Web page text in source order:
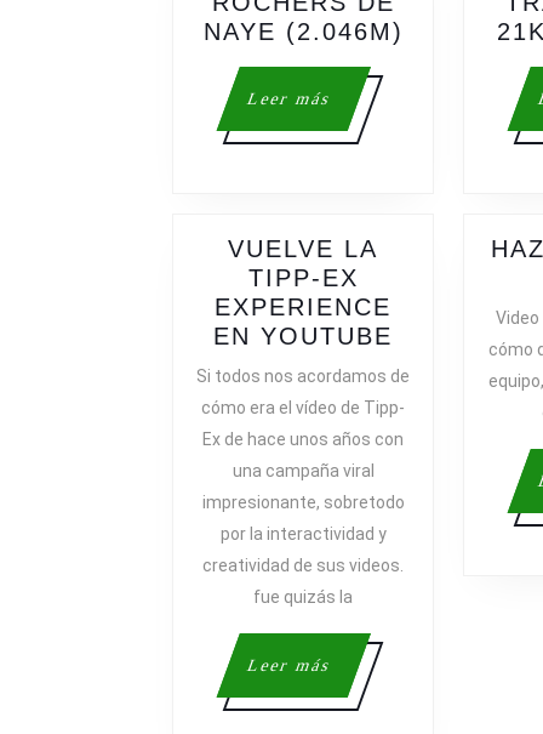
NAYE (2.046M) HIKING
(2.046M)
Leer más
Leer
más
VUELVE LA
TIPP-EX
EXPERIENCE
EN YOUTUBE
LA
EX
YOUTUBE
Si todos nos acordamos de
cómo era el vídeo de Tipp-
Ex de hace unos años con
una campaña viral
impresionante, sobretodo
por la interactividad y
creatividad de sus videos.
fue quizás la
Leer más
Leer
más
cómo